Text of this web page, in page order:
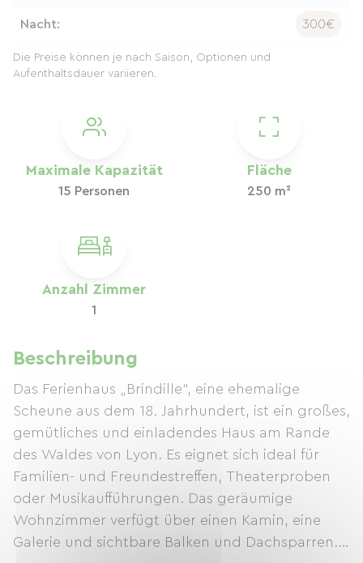
Maximale Kapazität
15 Personen
Fläche
250 m²
Anzahl Zimmer
1
Beschreibung
Das Ferienhaus „Brindille“, eine ehemalige
Scheune aus dem 18. Jahrhundert, ist ein großes,
gemütliches und einladendes Haus am Rande
des Waldes von Lyon. Es eignet sich ideal für
Familien- und Freundestreffen, Theaterproben
oder Musikaufführungen. Das geräumige
Wohnzimmer verfügt über einen Kamin, eine
Galerie und sichtbare Balken und Dachsparren.
Nacht: 300€
Die Preise können je nach Saison, Optionen und
Aufenthaltsdauer variieren.